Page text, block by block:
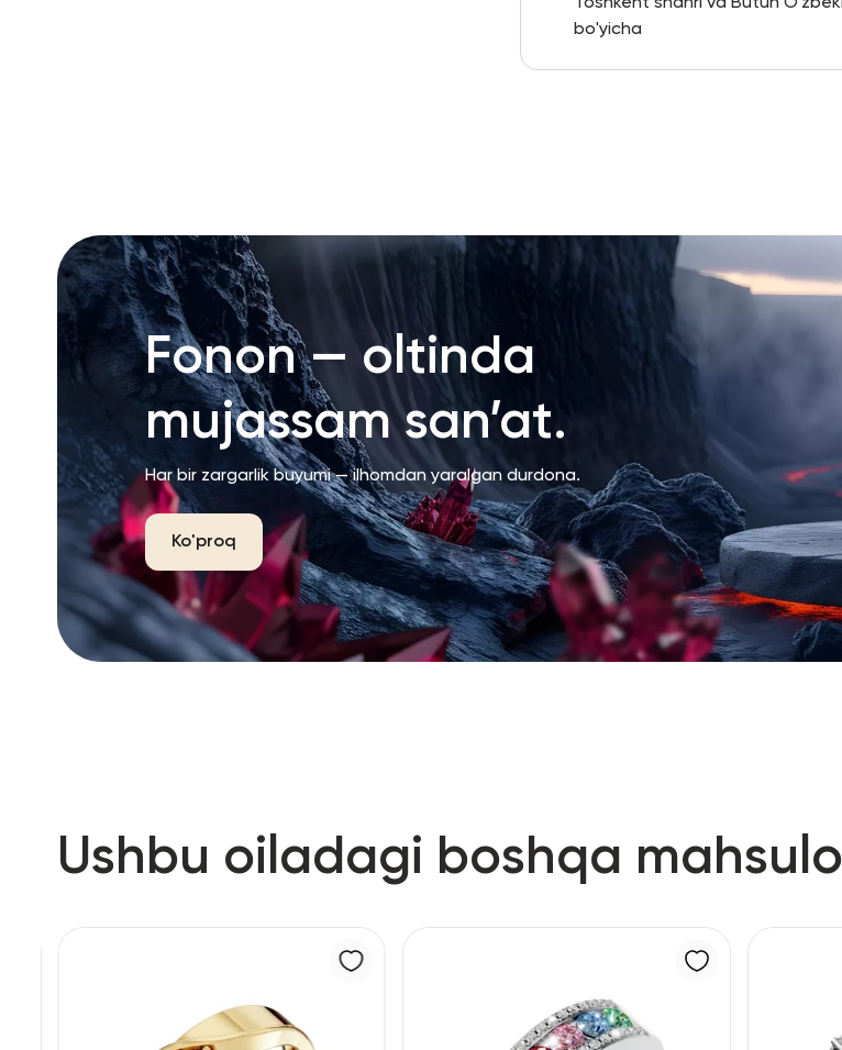
bo'yicha
Fonon — oltinda
mujassam san’at.
Har bir zargarlik buyumi — ilhomdan yaralgan durdona.
Ko'proq
Ushbu oiladagi boshqa